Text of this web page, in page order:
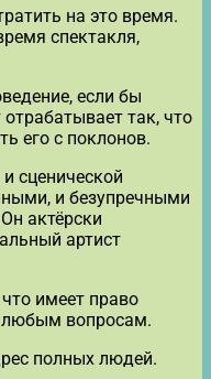
на это время.
спектакля,
если бы
так, что
его с поклонов.
сценической
и безупречными
актёрски
артист
имеет право
любым вопросам.
полных людей.